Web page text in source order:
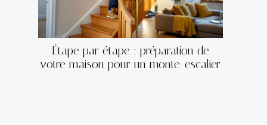
Étape par étape : préparation de
votre maison pour un monte-escalier